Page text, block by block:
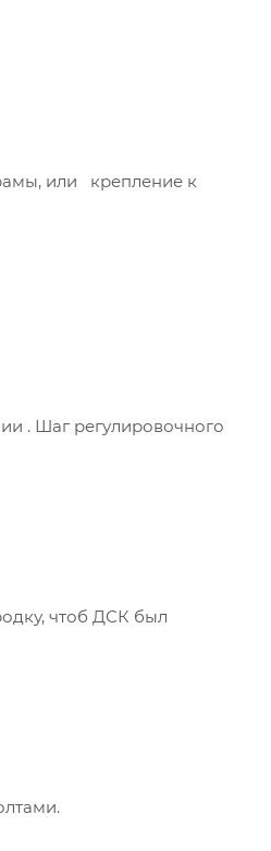
или крепление к
. Шаг регулировочного
чтоб ДСК был